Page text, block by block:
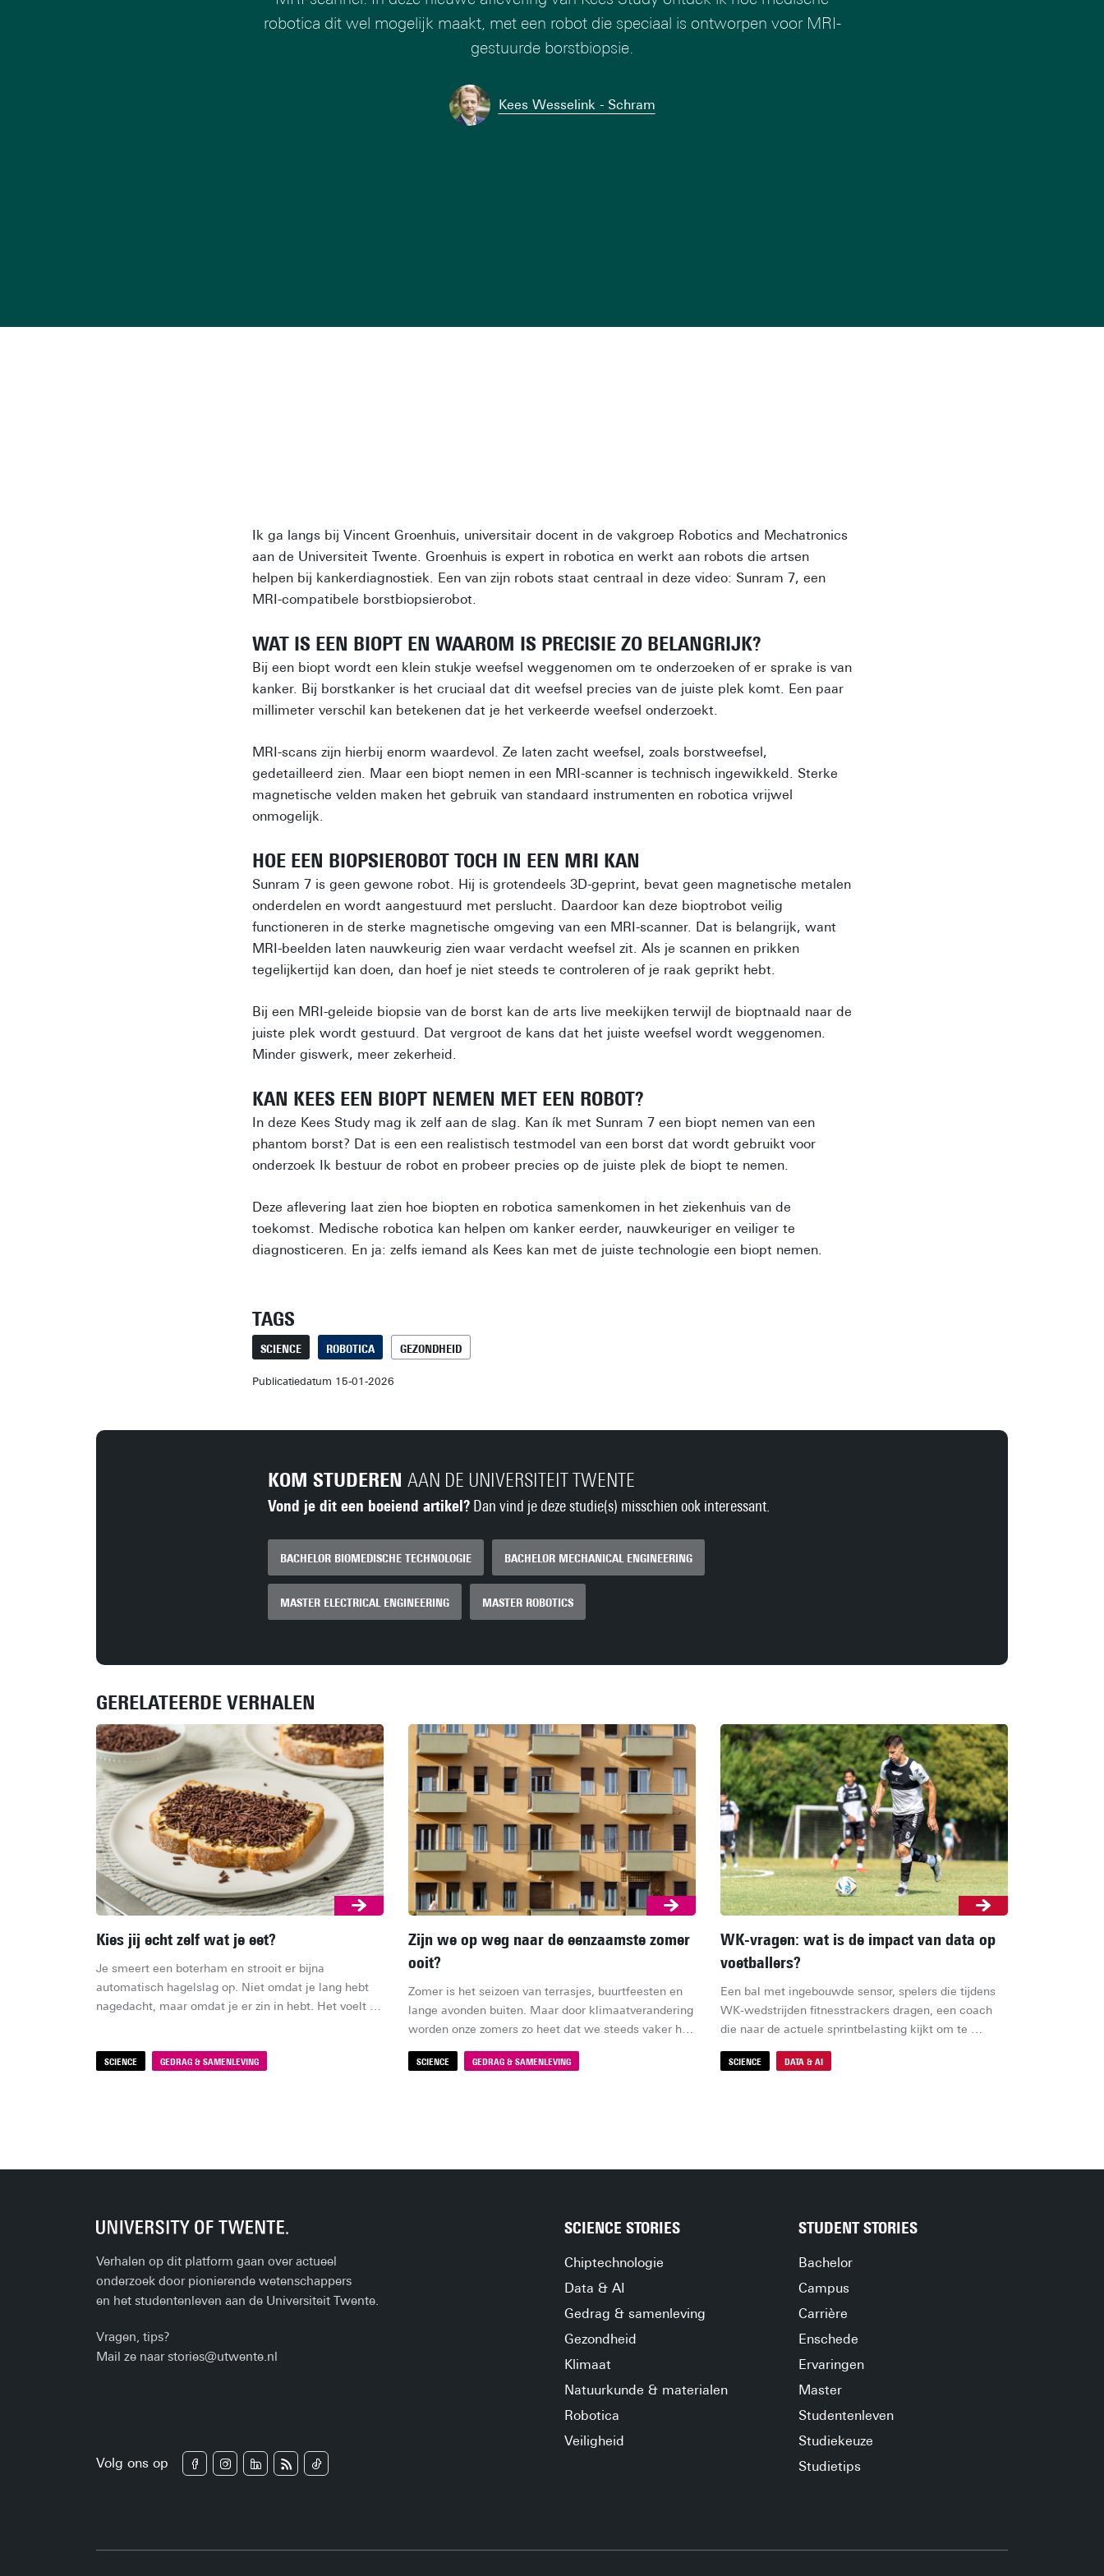
robotica dit wel mogelijk maakt, met een robot die speciaal is ontworpen voor MRI-
gestuurde borstbiopsie.
Kees Wesselink - Schram
Ik ga langs bij Vincent Groenhuis, universitair docent in de vakgroep Robotics and Mechatronics
aan de Universiteit Twente. Groenhuis is expert in robotica en werkt aan robots die artsen
helpen bij kankerdiagnostiek. Een van zijn robots staat centraal in deze video: Sunram 7, een
MRI-compatibele borstbiopsierobot.
WAT IS EEN BIOPT EN WAAROM IS PRECISIE ZO BELANGRIJK?
Bij een biopt wordt een klein stukje weefsel weggenomen om te onderzoeken of er sprake is van
kanker. Bij borstkanker is het cruciaal dat dit weefsel precies van de juiste plek komt. Een paar
millimeter verschil kan betekenen dat je het verkeerde weefsel onderzoekt.
MRI-scans zijn hierbij enorm waardevol. Ze laten zacht weefsel, zoals borstweefsel,
gedetailleerd zien. Maar een biopt nemen in een MRI-scanner is technisch ingewikkeld. Sterke
magnetische velden maken het gebruik van standaard instrumenten en robotica vrijwel
onmogelijk.
HOE EEN BIOPSIEROBOT TOCH IN EEN MRI KAN
Sunram 7 is geen gewone robot. Hij is grotendeels 3D-geprint, bevat geen magnetische metalen
onderdelen en wordt aangestuurd met perslucht. Daardoor kan deze bioptrobot veilig
functioneren in de sterke magnetische omgeving van een MRI-scanner. Dat is belangrijk, want
MRI-beelden laten nauwkeurig zien waar verdacht weefsel zit. Als je scannen en prikken
tegelijkertijd kan doen, dan hoef je niet steeds te controleren of je raak geprikt hebt.
Bij een MRI-geleide biopsie van de borst kan de arts live meekijken terwijl de bioptnaald naar de
juiste plek wordt gestuurd. Dat vergroot de kans dat het juiste weefsel wordt weggenomen.
Minder giswerk, meer zekerheid.
KAN KEES EEN BIOPT NEMEN MET EEN ROBOT?
In deze Kees Study mag ik zelf aan de slag. Kan ík met Sunram 7 een biopt nemen van een
phantom borst? Dat is een een realistisch testmodel van een borst dat wordt gebruikt voor
onderzoek Ik bestuur de robot en probeer precies op de juiste plek de biopt te nemen.
Deze aflevering laat zien hoe biopten en robotica samenkomen in het ziekenhuis van de
toekomst. Medische robotica kan helpen om kanker eerder, nauwkeuriger en veiliger te
diagnosticeren. En ja: zelfs iemand als Kees kan met de juiste technologie een biopt nemen.
TAGS
SCIENCE ROBOTICA GEZONDHEID
Publicatiedatum 15-01-2026
KOM STUDEREN AAN DE UNIVERSITEIT TWENTE
Vond je dit een boeiend artikel?Dan vind je deze studie(s) misschien ook interessant.
BACHELOR BIOMEDISCHE TECHNOLOGIE BACHELOR MECHANICAL ENGINEERING
MASTER ELECTRICAL ENGINEERING MASTER ROBOTICS
GERELATEERDE VERHALEN
SCIENCE GEDRAG & SAMENLEVING
Kies jij echt zelf wat je eet?
Je smeert een boterham en strooit er bijna
automatisch hagelslag op. Niet omdat je lang hebt
nagedacht, maar omdat je er zin in hebt. Het voelt
SCIENCE GEDRAG & SAMENLEVING
Zijn we op weg naar de eenzaamste zomer
ooit?
Zomer is het seizoen van terrasjes, buurtfeesten en
lange avonden buiten. Maar door klimaatverandering
worden onze zomers zo heet dat we steeds vaker het
mensen om zich heen heeft, zit dan soms wekenlang
SCIENCE DATA & AI
WK-vragen: wat is de impact van data op
voetballers?
Een bal met ingebouwde sensor, spelers die tijdens
WK-wedstrijden fitnesstrackers dragen, een coach
die naar de actuele sprintbelasting kijkt om te
sprint is tegenwoordig data. Maar wat betekent al
Verhalen op dit platform gaan over actueel
onderzoek door pionierende wetenschappers
en het studentenleven aan de Universiteit Twente.
Vragen, tips?
Mail ze naarstories@utwente.nl
SCIENCE STORIES
Chiptechnologie
Data & AI
Gedrag & samenleving
Gezondheid
Klimaat
Natuurkunde & materialen
Robotica
Veiligheid
STUDENT STORIES
Bachelor
Campus
Carrière
Enschede
Ervaringen
Master
Studentenleven
Studiekeuze
Studietips
Volg ons op